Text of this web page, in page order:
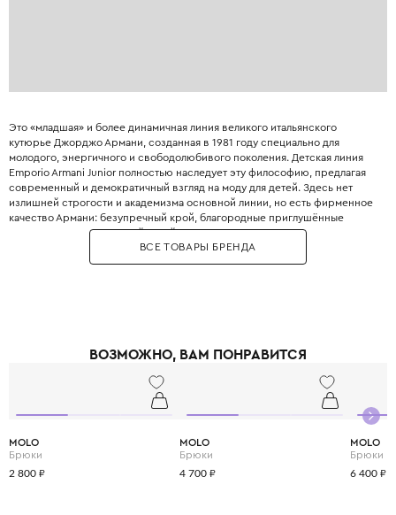
Это «младшая» и более динамичная линия великого итальянского
кутюрье Джорджо Армани, созданная в 1981 году специально для
молодого, энергичного и свободолюбивого поколения. Детская линия
Emporio Armani Junior полностью наследует эту философию, предлагая
современный и демократичный взгляд на моду для детей. Здесь нет
излишней строгости и академизма основной линии, но есть фирменное
качество Армани: безупречный крой, благородные приглушённые
оттенки, минималистичный дизайн и использование только лучших
натуральных тканей. Это идеальная база для стильного детского
гардероба — от повседневных джинсов и футболок до элегантных
ВСЕ ТОВАРЫ БРЕНДА
ВОЗМОЖНО, ВАМ ПОНРАВИТСЯ
MOLO
Брюки
2 800 ₽
MOLO
Брюки
4 700 ₽
MOLO
Брюки
6 400 ₽